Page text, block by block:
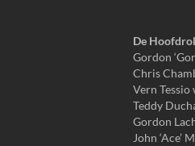
De
Gordon
Chris
Vern Tessio
Teddy
Gordon
John